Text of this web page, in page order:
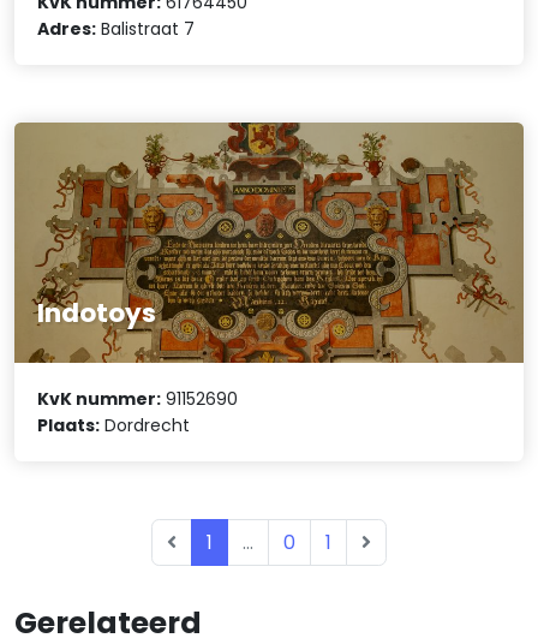
Gerelateerd
Adres: Balistraat 7
Indotoys
KvK nummer: 91152690
Plaats: Dordrecht
1 ... 0 1